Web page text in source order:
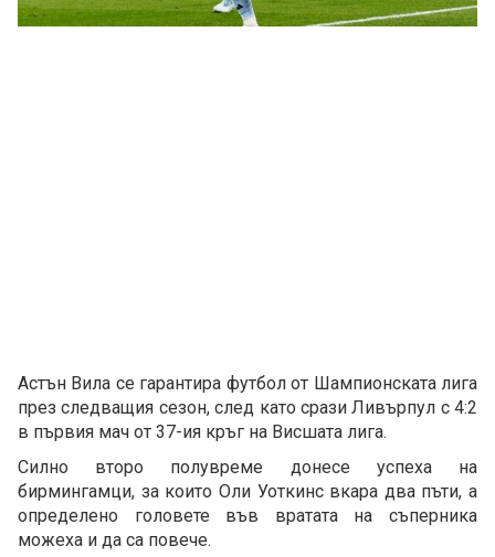
Астън Вила се гарантира футбол от Шампионската лига
през следващия сезон, след като срази Ливърпул с 4:2
в първия мач от 37-ия кръг на Висшата лига.
Силно второ полувреме донесе успеха на
бирмингамци, за които Оли Уоткинс вкара два пъти, а
определено головете във вратата на съперника
можеха и да са повече.